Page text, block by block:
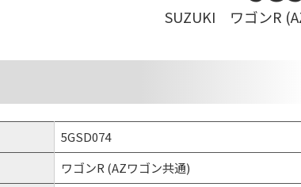
SUZUKI ワゴンR
5GSD074
ワゴンR (AZワゴン共通)